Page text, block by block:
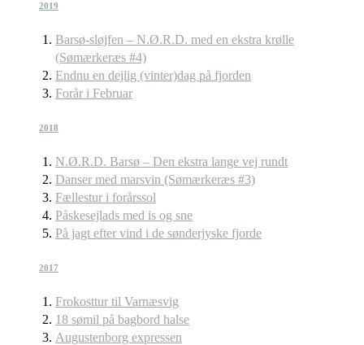
2019
Barsø-sløjfen – N.Ø.R.D. med en ekstra krølle
(Sømærkeræs #4)
Endnu en dejlig (vinter)dag på fjorden
Forår i Februar
2018
N.Ø.R.D. Barsø – Den ekstra lange vej rundt
Danser med marsvin (Sømærkeræs #3)
Fællestur i forårssol
Påskesejlads med is og sne
På jagt efter vind i de sønderjyske fjorde
2017
Frokosttur til Varnæsvig
18 sømil på bagbord halse
Augustenborg expressen